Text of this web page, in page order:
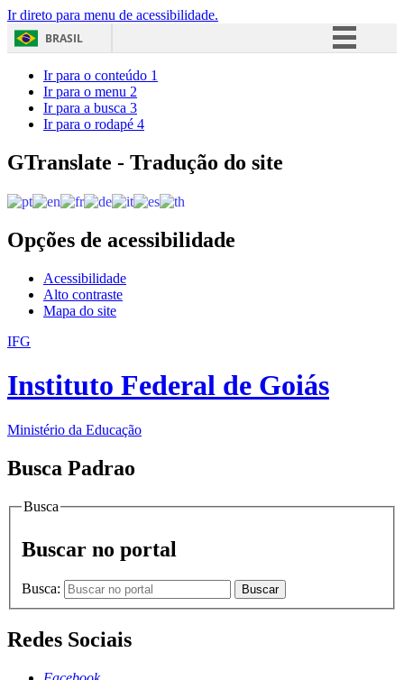
Ir direto para menu de acessibilidade.
BRASIL
Acesso à informação
Ir para o conteúdo 1
Ir para o menu 2
Ir para a busca 3
Ir para o rodapé 4
GTranslate - Tradução do site
Opções de acessibilidade
Acessibilidade
Alto contraste
Mapa do site
IFG
Instituto Federal de Goiás
Ministério da Educação
Busca Padrao
Busca
Buscar no portal
Busca: Buscar
Redes Sociais